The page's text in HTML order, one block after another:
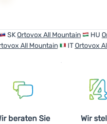
SKOrtovox All Mountain HU
All Mountain ITOrtovox
beraten Sie
Wir